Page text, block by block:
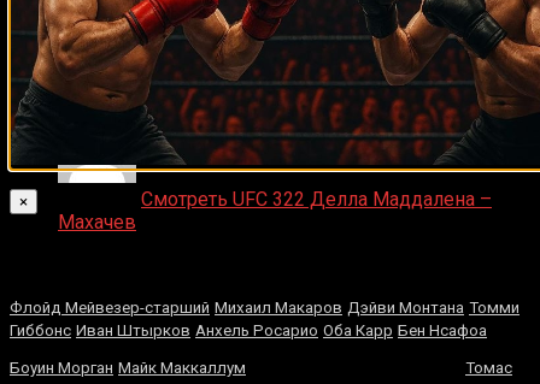
Ляяляляляояо onСмотреть UFC 324: Гэйтжи –
Пимблетт
Смотреть UFC 322 Делла Маддалена –
Махачев
Флойд Мейвезер-старший Михаил Макаров Дэйви Монтана Томми
Гиббонс Иван Штырков Анхель Росарио Оба Карр Бен Нсафоа
Боуин Морган Майк Маккаллум
Томас
×